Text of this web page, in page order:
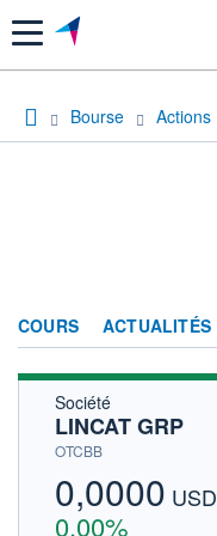
Menu
Bourse Actions
COURS ACTUALITÉS
Société
LINCAT GRP
OTCBB
0,0000 USD
0,00%